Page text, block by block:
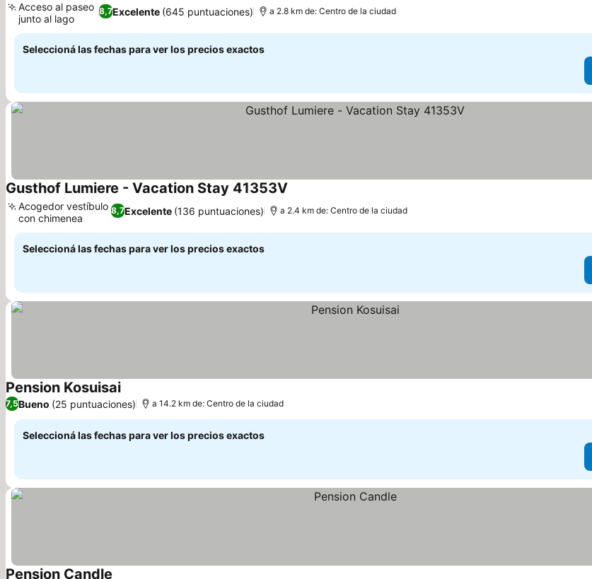
8,7Excelente (645 puntuaciones)
Acceso al paseo
junto al lago
a 2.8 km de: Centro de la ciudad
Seleccioná las fechas para ver los precios exactos
Gusthof Lumiere - Vacation Stay 41353V
8,7Excelente (136 puntuaciones)
Acogedor vestíbulo
con chimenea
a 2.4 km de: Centro de la ciudad
Seleccioná las fechas para ver los precios exactos
Pension Kosuisai
7,5Bueno (25 puntuaciones) a 14.2 km de: Centro de la ciudad
Seleccioná las fechas para ver los precios exactos
Pension Candle